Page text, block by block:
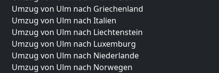
Umzug von Ulm nach Griechenland
Umzug von Ulm nach Italien
Umzug von Ulm nach Liechtenstein
Umzug von Ulm nach Luxemburg
Umzug von Ulm nach Niederlande
Umzug von Ulm nach Norwegen